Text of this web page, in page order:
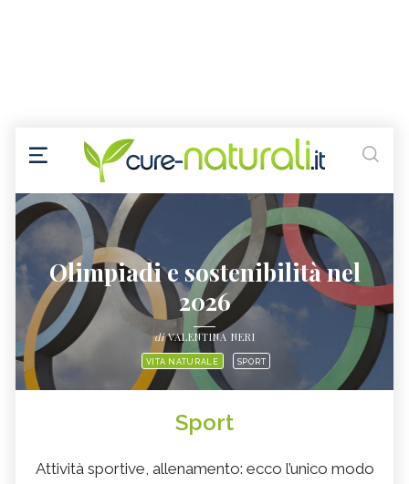
Olimpiadi e sostenibilità nel
2026
diVALENTINA NERI
VITA NATURALE SPORT
Sport
Attività sportive, allenamento: ecco l’unico modo